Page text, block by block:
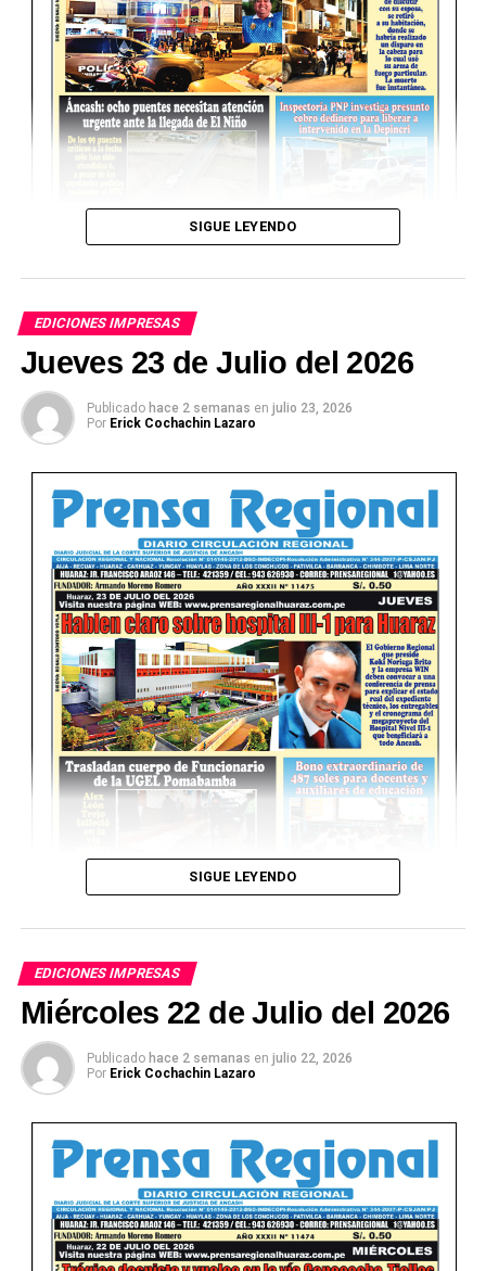
SIGUE LEYENDO
EDICIONES IMPRESAS
Jueves 23 de Julio del 2026
Publicado hace 2 semanas en julio 23, 2026
Por Erick Cochachin Lazaro
SIGUE LEYENDO
EDICIONES IMPRESAS
Miércoles 22 de Julio del 2026
Publicado hace 2 semanas en julio 22, 2026
Por Erick Cochachin Lazaro